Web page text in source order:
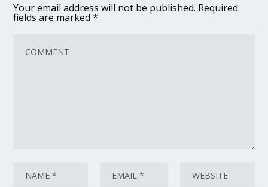
Your email address will not be published. Required
fields are marked*